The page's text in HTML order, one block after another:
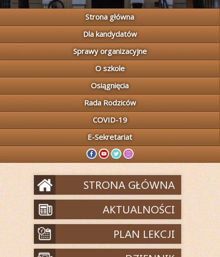
Strona główna
Dla kandydatów
Sprawy organizacyjne
O szkole
Osiągnięcia
Rada Rodziców
COVID-19
E-Sekretariat